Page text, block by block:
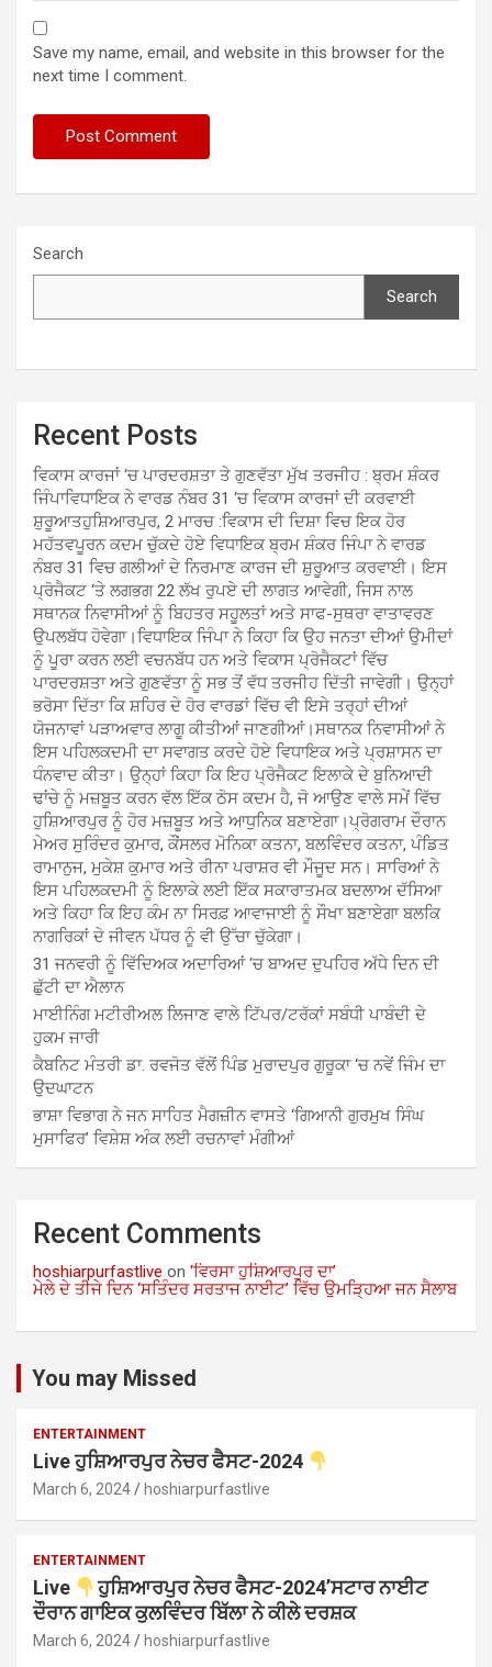
Save my name, email, and website in this browser for the
next time I comment.
Search
Search
Recent Posts
ਵਿਕਾਸ ਕਾਰਜਾਂ ‘ਚ ਪਾਰਦਰਸ਼ਤਾ ਤੇ ਗੁਣਵੱਤਾ ਮੁੱਖ ਤਰਜੀਹ : ਬ੍ਰਮ ਸ਼ੰਕਰ
ਜਿੰਪਾਵਿਧਾਇਕ ਨੇ ਵਾਰਡ ਨੰਬਰ 31 ‘ਚ ਵਿਕਾਸ ਕਾਰਜਾਂ ਦੀ ਕਰਵਾਈ
ਸ਼ੁਰੂਆਤਹੁਸ਼ਿਆਰਪੁਰ, 2 ਮਾਰਚ :ਵਿਕਾਸ ਦੀ ਦਿਸ਼ਾ ਵਿਚ ਇਕ ਹੋਰ
ਮਹੱਤਵਪੂਰਨ ਕਦਮ ਚੁੱਕਦੇ ਹੋਏ ਵਿਧਾਇਕ ਬ੍ਰਮ ਸ਼ੰਕਰ ਜਿੰਪਾ ਨੇ ਵਾਰਡ
ਨੰਬਰ 31 ਵਿਚ ਗਲੀਆਂ ਦੇ ਨਿਰਮਾਣ ਕਾਰਜ ਦੀ ਸ਼ੁਰੂਆਤ ਕਰਵਾਈ। ਇਸ
ਪ੍ਰੋਜੈਕਟ ‘ਤੇ ਲਗਭਗ 22 ਲੱਖ ਰੁਪਏ ਦੀ ਲਾਗਤ ਆਵੇਗੀ, ਜਿਸ ਨਾਲ
ਸਥਾਨਕ ਨਿਵਾਸੀਆਂ ਨੂੰ ਬਿਹਤਰ ਸਹੂਲਤਾਂ ਅਤੇ ਸਾਫ-ਸੁਥਰਾ ਵਾਤਾਵਰਣ
ਉਪਲਬੱਧ ਹੋਵੇਗਾ।ਵਿਧਾਇਕ ਜਿੰਪਾ ਨੇ ਕਿਹਾ ਕਿ ਉਹ ਜਨਤਾ ਦੀਆਂ ਉਮੀਦਾਂ
ਨੂੰ ਪੂਰਾ ਕਰਨ ਲਈ ਵਚਨਬੱਧ ਹਨ ਅਤੇ ਵਿਕਾਸ ਪ੍ਰੋਜੈਕਟਾਂ ਵਿੱਚ
ਪਾਰਦਰਸ਼ਤਾ ਅਤੇ ਗੁਣਵੱਤਾ ਨੂੰ ਸਭ ਤੋਂ ਵੱਧ ਤਰਜੀਹ ਦਿੱਤੀ ਜਾਵੇਗੀ। ਉਨ੍ਹਾਂ
ਭਰੋਸਾ ਦਿੱਤਾ ਕਿ ਸ਼ਹਿਰ ਦੇ ਹੋਰ ਵਾਰਡਾਂ ਵਿੱਚ ਵੀ ਇਸੇ ਤਰ੍ਹਾਂ ਦੀਆਂ
ਯੋਜਨਾਵਾਂ ਪੜਾਅਵਾਰ ਲਾਗੂ ਕੀਤੀਆਂ ਜਾਣਗੀਆਂ।ਸਥਾਨਕ ਨਿਵਾਸੀਆਂ ਨੇ
ਇਸ ਪਹਿਲਕਦਮੀ ਦਾ ਸਵਾਗਤ ਕਰਦੇ ਹੋਏ ਵਿਧਾਇਕ ਅਤੇ ਪ੍ਰਸ਼ਾਸਨ ਦਾ
ਧੰਨਵਾਦ ਕੀਤਾ। ਉਨ੍ਹਾਂ ਕਿਹਾ ਕਿ ਇਹ ਪ੍ਰੋਜੈਕਟ ਇਲਾਕੇ ਦੇ ਬੁਨਿਆਦੀ
ਢਾਂਚੇ ਨੂੰ ਮਜ਼ਬੂਤ ਕਰਨ ਵੱਲ ਇੱਕ ਠੋਸ ਕਦਮ ਹੈ, ਜੋ ਆਉਣ ਵਾਲੇ ਸਮੇਂ ਵਿੱਚ
ਹੁਸ਼ਿਆਰਪੁਰ ਨੂੰ ਹੋਰ ਮਜ਼ਬੂਤ ਅਤੇ ਆਧੁਨਿਕ ਬਣਾਏਗਾ।ਪ੍ਰੋਗਰਾਮ ਦੌਰਾਨ
ਮੇਅਰ ਸੁਰਿੰਦਰ ਕੁਮਾਰ, ਕੌਂਸਲਰ ਮੋਨਿਕਾ ਕਤਨਾ, ਬਲਵਿੰਦਰ ਕਤਨਾ, ਪੰਡਿਤ
ਰਾਮਾਨੁਜ, ਮੁਕੇਸ਼ ਕੁਮਾਰ ਅਤੇ ਰੀਨਾ ਪਰਾਸ਼ਰ ਵੀ ਮੌਜੂਦ ਸਨ। ਸਾਰਿਆਂ ਨੇ
ਇਸ ਪਹਿਲਕਦਮੀ ਨੂੰ ਇਲਾਕੇ ਲਈ ਇੱਕ ਸਕਾਰਾਤਮਕ ਬਦਲਾਅ ਦੱਸਿਆ
ਅਤੇ ਕਿਹਾ ਕਿ ਇਹ ਕੰਮ ਨਾ ਸਿਰਫ਼ ਆਵਾਜਾਈ ਨੂੰ ਸੌਖਾ ਬਣਾਏਗਾ ਬਲਕਿ
ਨਾਗਰਿਕਾਂ ਦੇ ਜੀਵਨ ਪੱਧਰ ਨੂੰ ਵੀ ਉੱਚਾ ਚੁੱਕੇਗਾ।
31 ਜਨਵਰੀ ਨੂੰ ਵਿੱਦਿਅਕ ਅਦਾਰਿਆਂ ‘ਚ ਬਾਅਦ ਦੁਪਹਿਰ ਅੱਧੇ ਦਿਨ ਦੀ
ਛੁੱਟੀ ਦਾ ਐਲਾਨ
ਮਾਈਨਿੰਗ ਮਟੀਰੀਅਲ ਲਿਜਾਣ ਵਾਲੇ ਟਿੱਪਰ/ਟਰੱਕਾਂ ਸਬੰਧੀ ਪਾਬੰਦੀ ਦੇ
ਹੁਕਮ ਜਾਰੀ
ਕੈਬਨਿਟ ਮੰਤਰੀ ਡਾ. ਰਵਜੋਤ ਵੱਲੋਂ ਪਿੰਡ ਮੁਰਾਦਪੁਰ ਗੁਰੂਕਾ ‘ਚ ਨਵੇਂ ਜਿੰਮ ਦਾ
ਉਦਘਾਟਨ
ਭਾਸ਼ਾ ਵਿਭਾਗ ਨੇ ਜਨ ਸਾਹਿਤ ਮੈਗਜ਼ੀਨ ਵਾਸਤੇ ‘ਗਿਆਨੀ ਗੁਰਮੁਖ ਸਿੰਘ
ਮੁਸਾਫਿਰ’ ਵਿਸ਼ੇਸ਼ ਅੰਕ ਲਈ ਰਚਨਾਵਾਂ ਮੰਗੀਆਂ
Recent Comments
hoshiarpurfastlive on ‘ਵਿਰਸਾ ਹੁਸ਼ਿਆਰਪੁਰ ਦਾ’
ਮੇਲੇ ਦੇ ਤੀਜੇ ਦਿਨ ‘ਸਤਿੰਦਰ ਸਰਤਾਜ ਨਾਈਟ’ ਵਿੱਚ ਉਮੜ੍ਹਿਆ ਜਨ ਸੈਲਾਬ
You may Missed
ENTERTAINMENT
Live ਹੁਸ਼ਿਆਰਪੁਰ ਨੇਚਰ ਫੈਸਟ-2024
March 6, 2024 hoshiarpurfastlive
ENTERTAINMENT
Live
ਹੁਸ਼ਿਆਰਪੁਰ ਨੇਚਰ ਫੈਸਟ-2024’ਸਟਾਰ ਨਾਈਟ
ਦੌਰਾਨ ਗਾਇਕ ਕੁਲਵਿੰਦਰ ਬਿੱਲਾ ਨੇ ਕੀਲੇ ਦਰਸ਼ਕ
March 6, 2024 hoshiarpurfastlive